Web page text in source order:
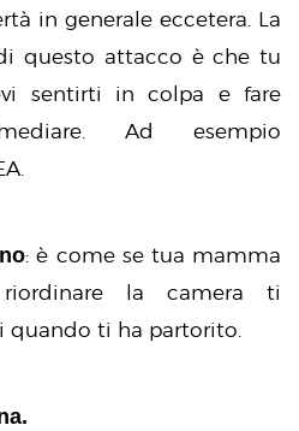
in generale eccetera. La
questo attacco è che tu
sentirti in colpa e fare
Ad esempio
: è come se tua mamma
la camera ti
quando ti ha partorito.